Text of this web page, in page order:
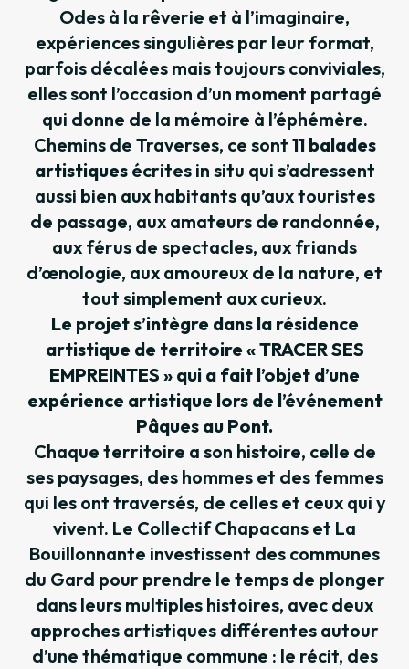
Odes à la rêverie et à l’imaginaire,
expériences singulières par leur format,
parfois décalées mais toujours conviviales,
elles sont l’occasion d’un moment partagé
qui donne de la mémoire à l’éphémère.
Chemins de Traverses, ce sont 11 balades
artistiquesécrites in situ qui s’adressent
aussi bien aux habitants qu’aux touristes
de passage, aux amateurs de randonnée,
aux férus de spectacles, aux friands
d’œnologie, aux amoureux de la nature, et
tout simplement aux curieux.
Le projet s’intègre dans la résidence
artistique de territoire « TRACER SES
EMPREINTES » qui a fait l’objet d’une
expérience artistique lors de l’événement
Pâques au Pont.
Chaque territoire a son histoire, celle de
ses paysages, des hommes et des femmes
qui les ont traversés, de celles et ceux qui y
vivent. Le Collectif Chapacans et La
Bouillonnante investissent des communes
du Gard pour prendre le temps de plonger
dans leurs multiples histoires, avec deux
approches artistiques différentes autour
d’une thématique commune : le récit, des